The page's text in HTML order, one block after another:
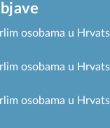
osobama u
osobama u
osobama u